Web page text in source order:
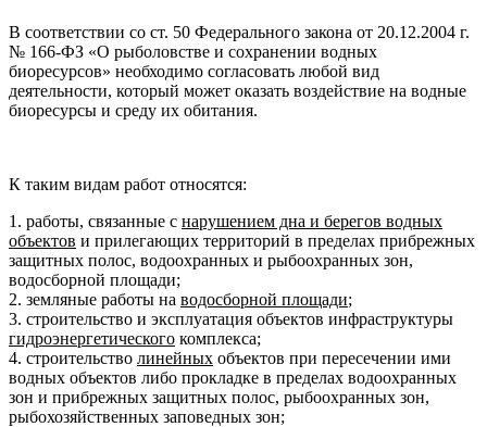
В соответствии со ст. 50 Федерального закона от 20.12.2004 г.
№ 166-ФЗ «О рыболовстве и сохранении водных
биоресурсов» необходимо согласовать любой вид
деятельности, который может оказать воздействие на водные
биоресурсы и среду их обитания.
К таким видам работ относятся:
1. работы, связанные с нарушением дна и берегов водных
объектов и прилегающих территорий в пределах прибрежных
защитных полос, водоохранных и рыбоохранных зон,
водосборной площади;
2. земляные работы на водосборной площади;
3. строительство и эксплуатация объектов инфраструктуры
гидроэнергетического комплекса;
4. строительство линейных объектов при пересечении ими
водных объектов либо прокладке в пределах водоохранных
зон и прибрежных защитных полос, рыбоохранных зон,
рыбохозяйственных заповедных зон;